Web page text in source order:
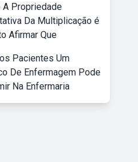
A Propriedade
Da Multiplicação é
Afirmar Que
Pacientes Um
De Enfermagem Pode
Na Enfermaria